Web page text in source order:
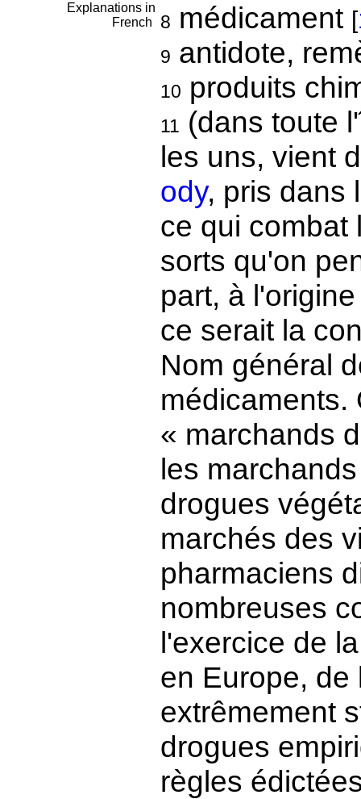
Explanations in
French
8 médicament [
9 antidote,
10 produits
11 (dans toute
les uns, vient
ody, pris dans
ce qui combat
sorts qu'on
part, à
ce serait la
Nom général
médicaments.
« marchands
les
drogues
marchés des
pharmaciens
nombreuses
l'exercice de
en Europe, de
extrêmement
drogues
règles